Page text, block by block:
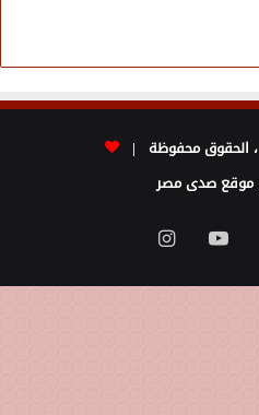
موقع صدى مصر
تويتر يوتيوبانستقرام